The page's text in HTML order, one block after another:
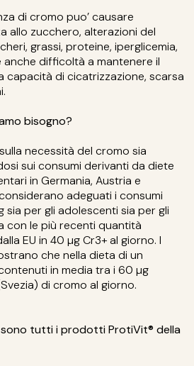
di cromo puo’ causare
allo zucchero, alterazioni del
grassi, proteine, iperglicemia,
difficoltà a mantenere il
di cicatrizzazione, scarsa
bisogno?
necessità del cromo sia
sui consumi derivanti da diete
in Germania, Austria e
adeguati i consumi
sia per gli adolescenti sia per gli
con le più recenti quantità
EU in 40 µg Cr3+ al giorno. I
che nella dieta di un
in media tra i 60 µg
di cromo al giorno.
tutti i prodotti ProtiVit® della